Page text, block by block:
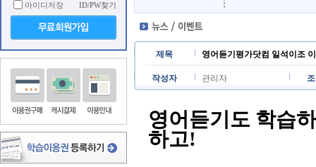
아이디저장 ID/PW찾기
제목 영어듣기평가닷컴 일석이조
작성자 관리자
영어듣기도 학습
하고!